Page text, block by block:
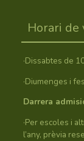
Horari de
·Dissabtes de
·Diumenges i
Darrera
·Per escoles i
l’any, prèvia